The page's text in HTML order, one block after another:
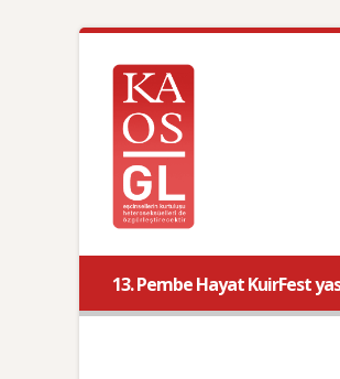
13. Pembe Hayat KuirFest